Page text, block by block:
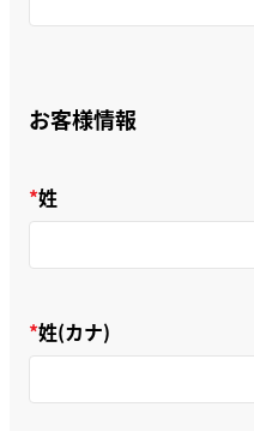
お客様情報
姓
姓(カナ)